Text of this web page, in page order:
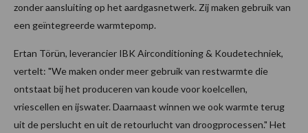
zonder aansluiting op het aardgasnetwerk. Zij maken gebruik van
een geïntegreerde warmtepomp.
Ertan Törün, leverancier IBK Airconditioning & Koudetechniek,
vertelt: "We maken onder meer gebruik van restwarmte die
ontstaat bij het produceren van koude voor koelcellen,
vriescellen en ijswater. Daarnaast winnen we ook warmte terug
uit de perslucht en uit de retourlucht van droogprocessen." Het